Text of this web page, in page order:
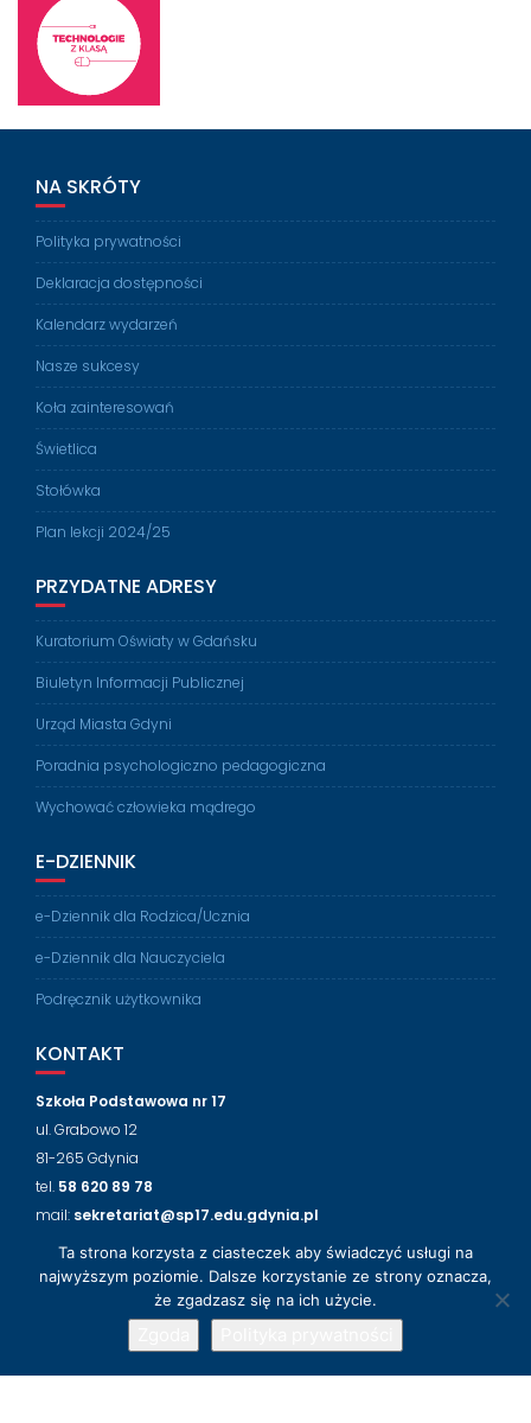
NA SKRÓTY
Polityka prywatności
Deklaracja dostępności
Kalendarz wydarzeń
Nasze sukcesy
Koła zainteresowań
Świetlica
Stołówka
Plan lekcji 2024/25
PRZYDATNE ADRESY
Kuratorium Oświaty w Gdańsku
Biuletyn Informacji Publicznej
Urząd Miasta Gdyni
Poradnia psychologiczno pedagogiczna
Wychować człowieka mądrego
E-DZIENNIK
e-Dziennik dla Rodzica/Ucznia
e-Dziennik dla Nauczyciela
Podręcznik użytkownika
KONTAKT
Szkoła Podstawowa nr 17
ul. Grabowo 12
81-265 Gdynia
tel. 58 620 89 78
mail: sekretariat@sp17.edu.gdynia.pl
NASZ FACEBOOK
Ta strona korzysta z ciasteczek aby świadczyć usługi na
najwyższym poziomie. Dalsze korzystanie ze strony oznacza,
że zgadzasz się na ich użycie.